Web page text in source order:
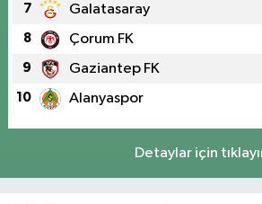
7 Galatasaray
8 Çorum FK
9 Gaziantep FK
10 Alanyaspor
Detaylar için